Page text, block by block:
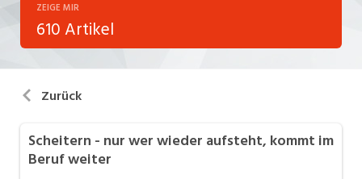
Arbeiten in der Schweiz
Arbeitsalltag
Bewerbung
ZEIGE MIR
610 Artikel
Zurück
Scheitern - nur wer wieder aufsteht, kommt im
Beruf weiter